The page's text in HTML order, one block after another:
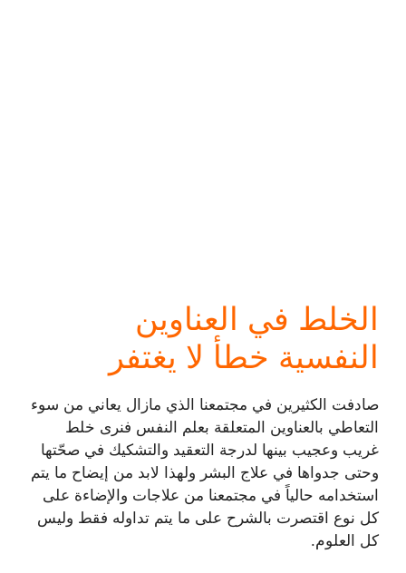
الخلط في العناوين
النفسية خطأ لا يغتفر
صادفت الكثيرين في مجتمعنا الذي مازال يعاني من سوء
التعاطي بالعناوين المتعلقة بعلم النفس فنرى خلط
غريب وعجيب بينها لدرجة التعقيد والتشكيك في صحّتها
وحتى جدواها في علاج البشر ولهذا لابد من إيضاح ما يتم
استخدامه حالياً في مجتمعنا من علاجات والإضاءة على
كل نوع اقتصرت بالشرح على ما يتم تداوله فقط وليس
كل العلوم.